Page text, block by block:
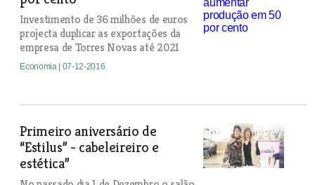
Investimento de 36 milhões de euros
projecta duplicar as exportações da
empresa de Torres Novas até 2021
Economia | 07-12-2016
Primeiro aniversário de
“Estilus” - cabeleireiro e
estética”